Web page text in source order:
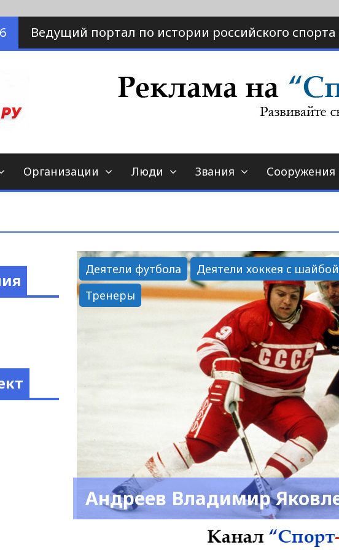
Ведущий портал по истории российского спорта
Спорт-страна.ру
портал по истории спорта
Организации Люди Звания Сооружения
Деятели футбола
Деятели хоккея с шайбой
Тренеры
Андреев Владимир